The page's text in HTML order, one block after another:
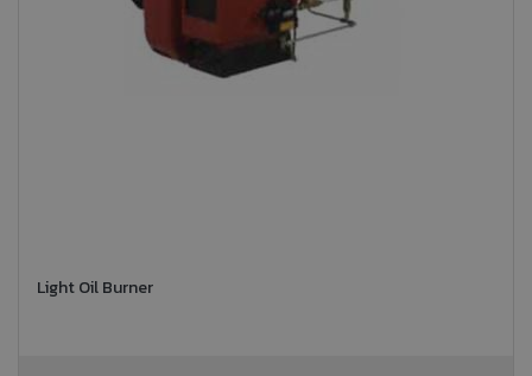
Light Oil Burner